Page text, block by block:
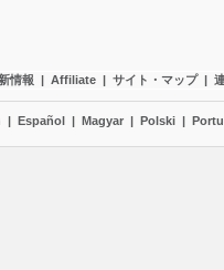
情報 | Affiliate | サイト・マップ |
| Español | Magyar | Polski |